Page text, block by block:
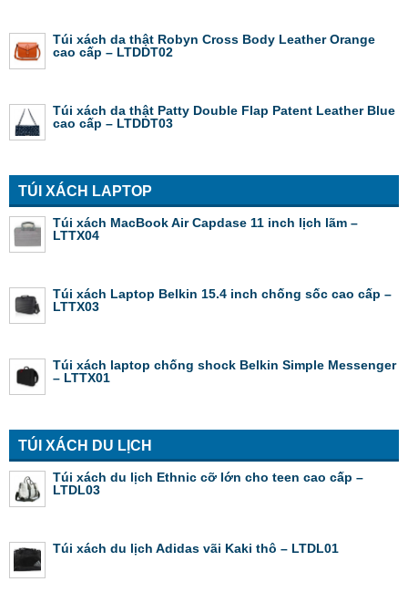
Túi xách da thật Robyn Cross Body Leather Orange
cao cấp – LTDDT02
Túi xách da thật Patty Double Flap Patent Leather Blue
cao cấp – LTDDT03
TÚI XÁCH LAPTOP
Túi xách MacBook Air Capdase 11 inch lịch lãm –
LTTX04
Túi xách Laptop Belkin 15.4 inch chống sốc cao cấp –
LTTX03
Túi xách laptop chống shock Belkin Simple Messenger
– LTTX01
TÚI XÁCH DU LỊCH
Túi xách du lịch Ethnic cỡ lớn cho teen cao cấp –
LTDL03
Túi xách du lịch Adidas vãi Kaki thô – LTDL01